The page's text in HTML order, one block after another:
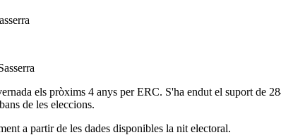
els pròxims 4 anys per ERC. S'ha endut el suport de
de les eleccions.
a partir de les dades disponibles la nit electoral.